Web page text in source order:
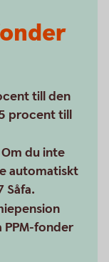
till den
procent till
du inte
automatiskt
Såfa.
PPM-fonder